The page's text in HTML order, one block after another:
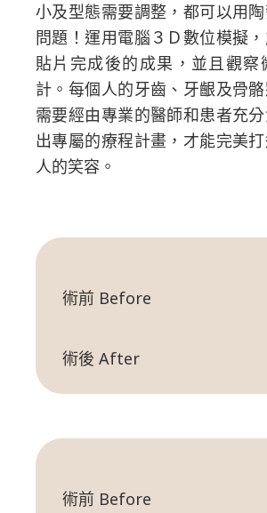
小及型態需要調整，都可以用
問題！運用電腦３Ｄ數位模擬
貼片完成後的成果，並且觀察
計。每個人的牙齒、牙齦及骨骼
需要經由專業的醫師和患者充
出專屬的療程計畫，才能完美
人的笑容。
術前 Before
術後 After
術前 Before